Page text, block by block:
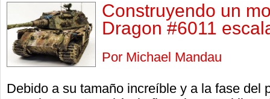
Construyendo un
Dragon #6011
Por Michael Mandau
Debido a su tamaño increíble y a la fase del